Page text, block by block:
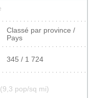
Classé par province /
Pays
345 / 1 724
(9,3 pop/sq mi)